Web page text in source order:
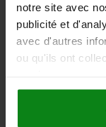
notre site avec
publicité et
avec d'autres
ou qu'ils ont
MATÉRIAU DU
D2=52
L=60
Référence:
33,80 €